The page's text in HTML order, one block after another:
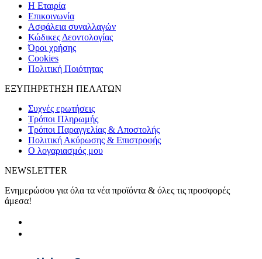
H Εταιρία
Eπικοινωνία
Ασφάλεια συναλλαγών
Κώδικες Δεοντολογίας
Όροι χρήσης
Cookies
Πολιτική Ποιότητας
ΕΞΥΠΗΡΕΤΗΣΗ ΠΕΛΑΤΩΝ
Συχνές ερωτήσεις
Τρόποι Πληρωμής
Τρόποι Παραγγελίας & Αποστολής
Πολιτική Ακύρωσης & Επιστροφής
Ο λογαριασμός μου
NEWSLETTER
Ενημερώσου για όλα τα νέα προϊόντα & όλες τις προσφορές
άμεσα!